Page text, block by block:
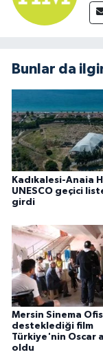
Bunlar da
Kadıkalesi-Anaia
UNESCO geçici
girdi
Mersin Sinema
desteklediği film
Türkiye'nin Oscar
oldu